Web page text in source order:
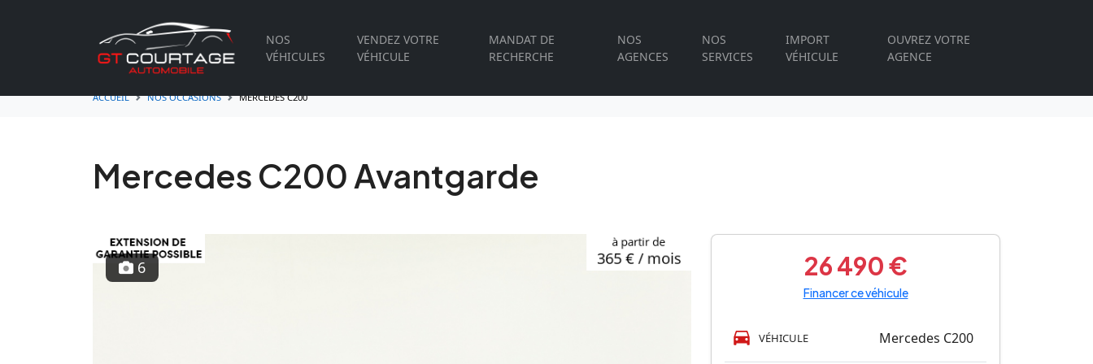
NOS
VÉHICULES
VENDEZ VOTRE
VÉHICULE
MANDAT DE
RECHERCHE
NOS
AGENCES
NOS
SERVICES
IMPORT
VÉHICULE
OUVREZ VOTRE
AGENCE
ACCUEIL NOS OCCASIONS MERCEDES C200
Mercedes C200 Avantgarde
6 26 490 €
Financer ce véhicule
VÉHICULE Mercedes C200